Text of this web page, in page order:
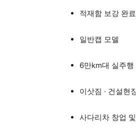
적재함 보강 완료
일반캡 모델
6만km대 실주행
이삿짐 · 건설현
사다리차 창업